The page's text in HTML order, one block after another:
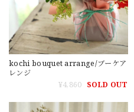
kochi bouquet arrange/ブーケア
レンジ
¥4,860 SOLD OUT